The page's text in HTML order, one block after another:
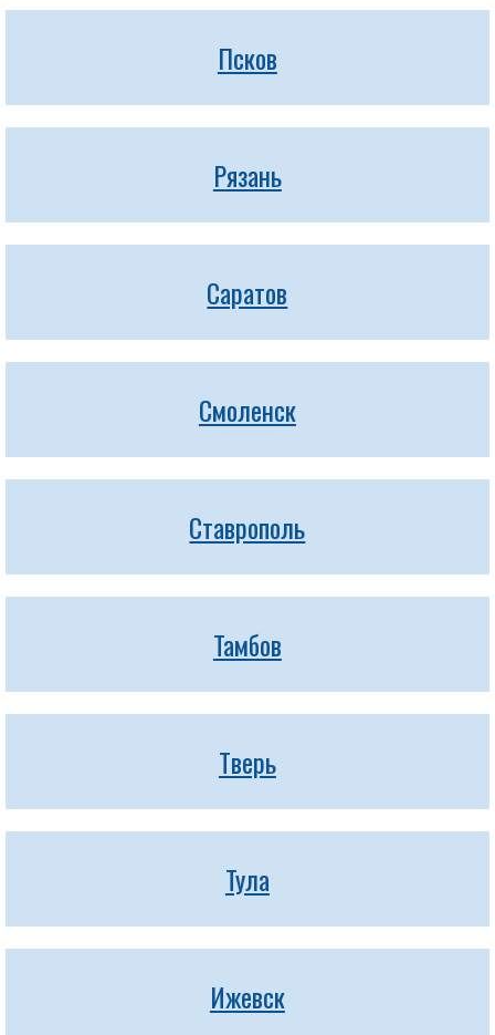
Псков
Рязань
Саратов
Смоленск
Ставрополь
Тамбов
Тверь
Тула
Ижевск